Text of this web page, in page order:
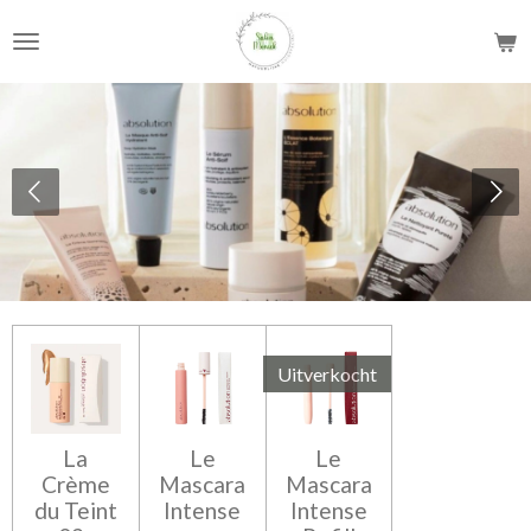
direct
hoofdinhoud
La
Crème
du Teint
Le
Mascara
Intense
Uitverkocht
Le
Mascara
Intense